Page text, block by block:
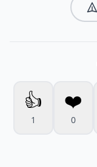
👍
1
❤️
0